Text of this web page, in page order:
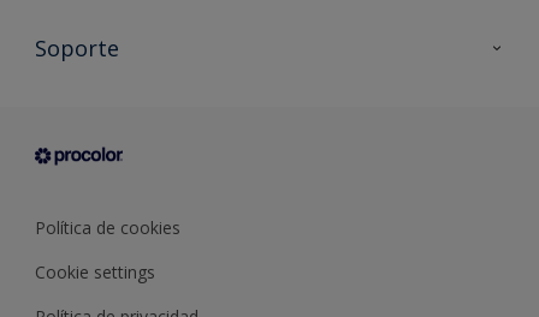
Todos los productos
Condiciones generales de venta
Soporte
Sobre Procolor
Política de cookies
Cookie settings